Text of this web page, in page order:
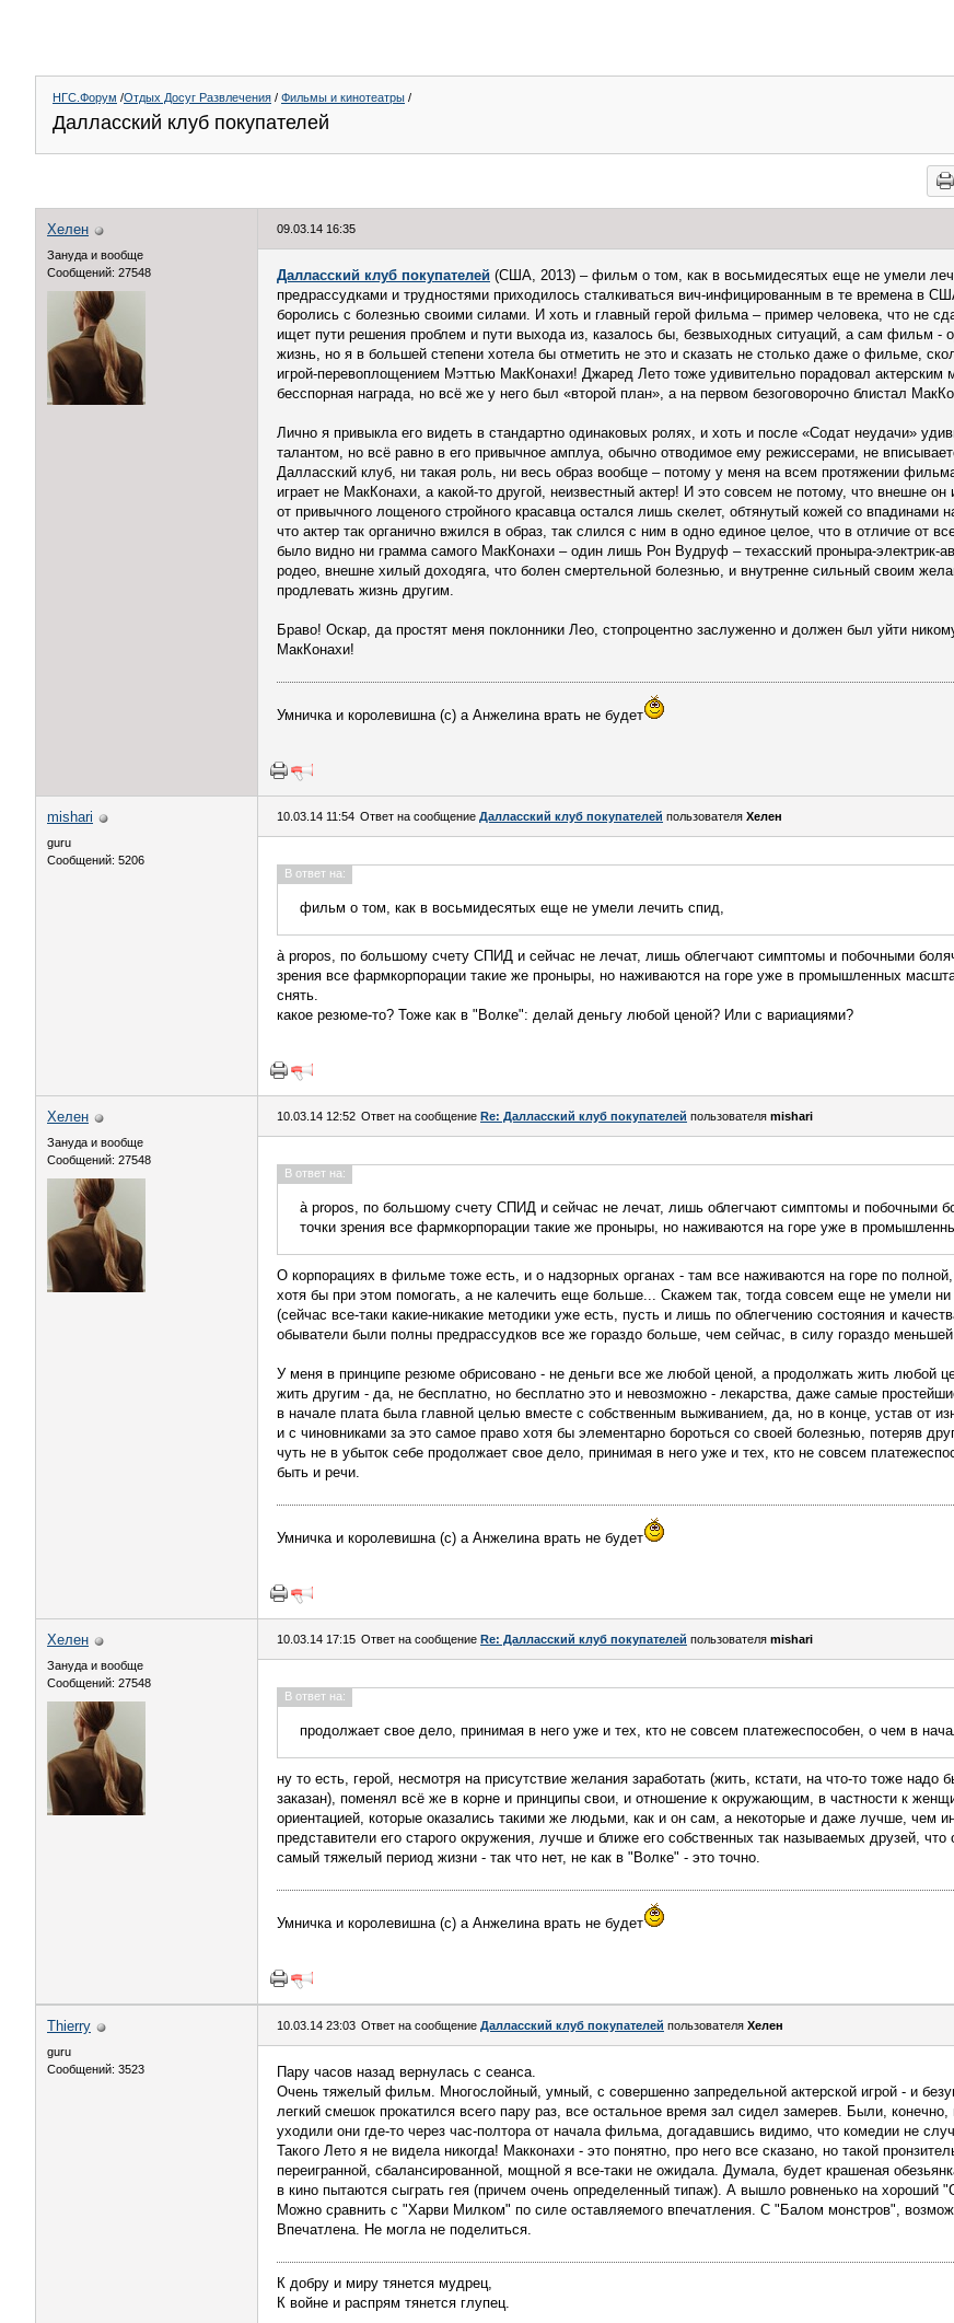
НГС.Форум /Отдых Досуг Развлечения / Фильмы и кинотеатры /
Далласский клуб покупателей
Хелен
Зануда и вообще
Сообщений: 27548
09.03.14 16:35
Далласский клуб покупателей (США, 2013) – фильм о том, как в восьмидесятых еще не умели
предрассудками и трудностями приходилось сталкиваться вич-инфицированным в те времена в
боролись с болезнью своими силами. И хоть и главный герой фильма – пример человека, что не
ищет пути решения проблем и пути выхода из, казалось бы, безвыходных ситуаций, а сам фильм -
жизнь, но я в большей степени хотела бы отметить не это и сказать не столько даже о фильме,
игрой-перевоплощением Мэттью МакКонахи! Джаред Лето тоже удивительно порадовал актерским
бесспорная награда, но всё же у него был «второй план», а на первом безоговорочно блистал
Лично я привыкла его видеть в стандартно одинаковых ролях, и хоть и после «Содат неудачи»
талантом, но всё равно в его привычное амплуа, обычно отводимое ему режиссерами, не
Далласский клуб, ни такая роль, ни весь образ вообще – потому у меня на всем протяжении
играет не МакКонахи, а какой-то другой, неизвестный актер! И это совсем не потому, что внешне
от привычного лощеного стройного красавца остался лишь скелет, обтянутый кожей со впадинами
что актер так органично вжился в образ, так слился с ним в одно единое целое, что в отличие от
было видно ни грамма самого МакКонахи – один лишь Рон Вудруф – техасский проныра-электрик-
родео, внешне хилый доходяга, что болен смертельной болезнью, и внутренне сильный своим
продлевать жизнь другим.
Браво! Оскар, да простят меня поклонники Лео, стопроцентно заслуженно и должен был уйти
МакКонахи!
Умничка и королевишна (с) а Анжелина врать не будет
mishari
guru
Сообщений: 5206
10.03.14 11:54 Ответ на сообщение Далласский клуб покупателей пользователя Хелен
В ответ на:
фильм о том, как в восьмидесятых еще не умели лечить спид,
à propos, по большому счету СПИД и сейчас не лечат, лишь облегчают симптомы и побочными
зрения все фармкорпорации такие же проныры, но наживаются на горе уже в промышленных
снять.
какое резюме-то? Тоже как в "Волке": делай деньгу любой ценой? Или с вариациями?
Хелен
Зануда и вообще
Сообщений: 27548
10.03.14 12:52 Ответ на сообщение Re: Далласский клуб покупателей пользователя mishari
В ответ на:
à propos, по большому счету СПИД и сейчас не лечат, лишь облегчают симптомы и побочными
точки зрения все фармкорпорации такие же проныры, но наживаются на горе уже в
О корпорациях в фильме тоже есть, и о надзорных органах - там все наживаются на горе по
хотя бы при этом помогать, а не калечить еще больше... Скажем так, тогда совсем еще не умели
(сейчас все-таки какие-никакие методики уже есть, пусть и лишь по облегчению состояния и
обыватели были полны предрассудков все же гораздо больше, чем сейчас, в силу гораздо
У меня в принципе резюме обрисовано - не деньги все же любой ценой, а продолжать жить любой
жить другим - да, не бесплатно, но бесплатно это и невозможно - лекарства, даже самые
в начале плата была главной целью вместе с собственным выживанием, да, но в конце, устав от
и с чиновниками за это самое право хотя бы элементарно бороться со своей болезнью, потеряв
чуть не в убыток себе продолжает свое дело, принимая в него уже и тех, кто не совсем
быть и речи.
Умничка и королевишна (с) а Анжелина врать не будет
Хелен
Зануда и вообще
Сообщений: 27548
10.03.14 17:15 Ответ на сообщение Re: Далласский клуб покупателей пользователя mishari
В ответ на:
продолжает свое дело, принимая в него уже и тех, кто не совсем платежеспособен, о чем в
ну то есть, герой, несмотря на присутствие желания заработать (жить, кстати, на что-то тоже надо
заказан), поменял всё же в корне и принципы свои, и отношение к окружающим, в частности к
ориентацией, которые оказались такими же людьми, как и он сам, а некоторые и даже лучше, чем
представители его старого окружения, лучше и ближе его собственных так называемых друзей, что
самый тяжелый период жизни - так что нет, не как в "Волке" - это точно.
Умничка и королевишна (с) а Анжелина врать не будет
Thierry
guru
Сообщений: 3523
10.03.14 23:03 Ответ на сообщение Далласский клуб покупателей пользователя Хелен
Пару часов назад вернулась с сеанса.
Очень тяжелый фильм. Многослойный, умный, с совершенно запредельной актерской игрой - и
легкий смешок прокатился всего пару раз, все остальное время зал сидел замерев. Были,
уходили они где-то через час-полтора от начала фильма, догадавшись видимо, что комедии не
Такого Лето я не видела никогда! Макконахи - это понятно, про него все сказано, но такой
переигранной, сбалансированной, мощной я все-таки не ожидала. Думала, будет крашеная
в кино пытаются сыграть гея (причем очень определенный типаж). А вышло ровненько на хороший
Можно сравнить с "Харви Милком" по силе оставляемого впечатления. С "Балом монстров",
Впечатлена. Не могла не поделиться.
К добру и миру тянется мудрец,
К войне и распрям тянется глупец.